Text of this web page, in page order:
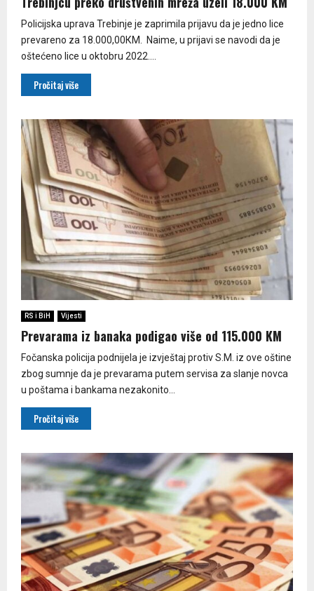
Policijska uprava Trebinje je zaprimila prijavu da je jedno lice
prevareno za 18.000,00КM. Naime, u prijavi se navodi da je
oštećeno lice u oktobru 2022....
Pročitaj više
RS i BiH Vijesti
Prevarama iz banaka podigao više od 115.000 KM
Fočanska policija podnijela je izvještaj protiv S.M. iz ove oštine
zbog sumnje da je prevarama putem servisa za slanje novca
u poštama i bankama nezakonito...
Pročitaj više